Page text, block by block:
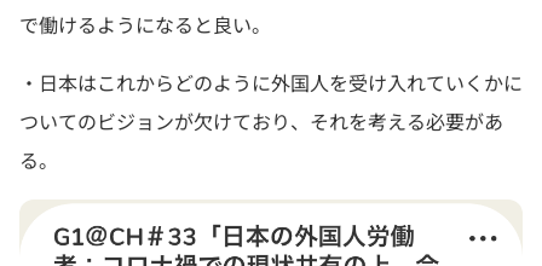
で働けるようになると良い。
・日本はこれからどのように外国人を受け入れていくかに
ついてのビジョンが欠けており、それを考える必要があ
る。